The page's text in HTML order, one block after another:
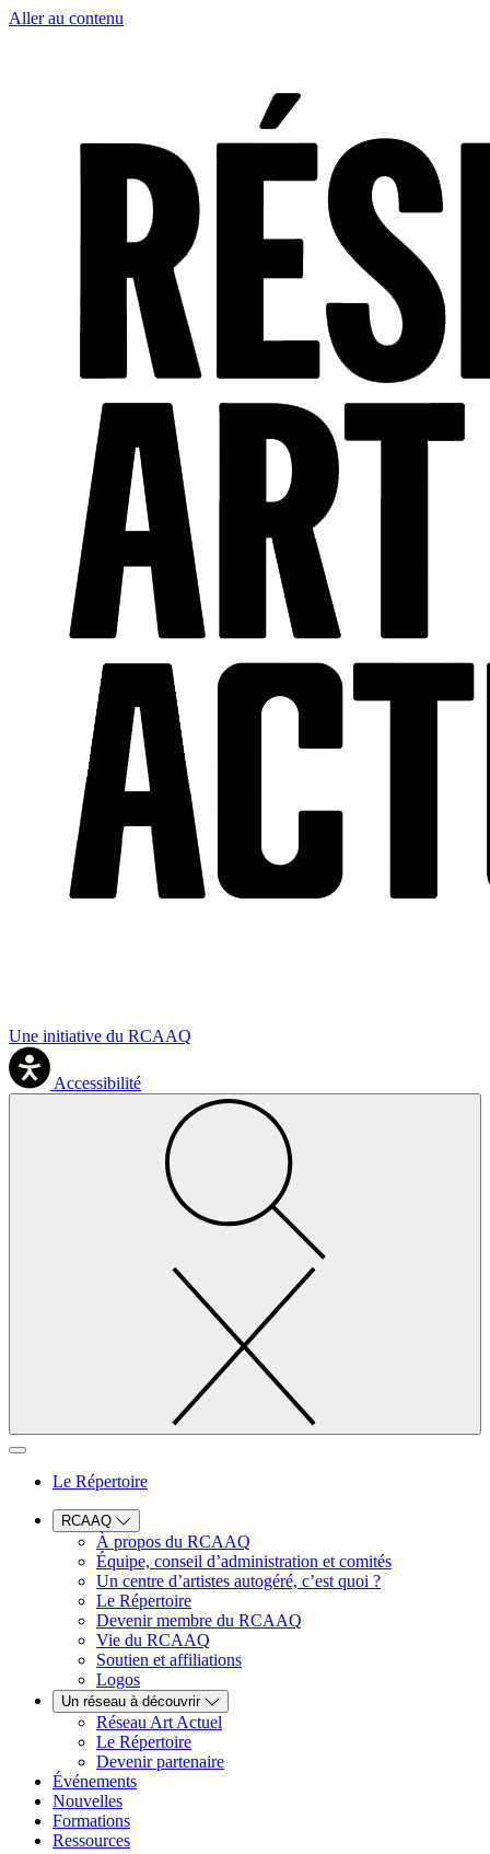
Aller au contenu
Une initiative du RCAAQ
Accessibilité
Le Répertoire
RCAAQ
À propos du RCAAQ
Équipe, conseil d’administration et comités
Un centre d’artistes autogéré, c’est quoi ?
Le Répertoire
Devenir membre du RCAAQ
Vie du RCAAQ
Soutien et affiliations
Logos
Un réseau à découvrir
Réseau Art Actuel
Le Répertoire
Devenir partenaire
Événements
Nouvelles
Formations
Ressources